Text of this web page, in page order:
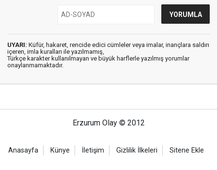
UYARI: Küfür, hakaret, rencide edici cümleler veya imalar, inançlara saldırı
içeren, imla kuralları ile yazılmamış,
Türkçe karakter kullanılmayan ve büyük harflerle yazılmış yorumlar
onaylanmamaktadır.
Erzurum Olay © 2012
Anasayfa Künye İletişim Gizlilik İlkeleri Sitene Ekle